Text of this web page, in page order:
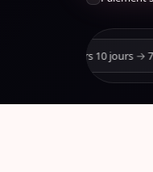
Entretien de